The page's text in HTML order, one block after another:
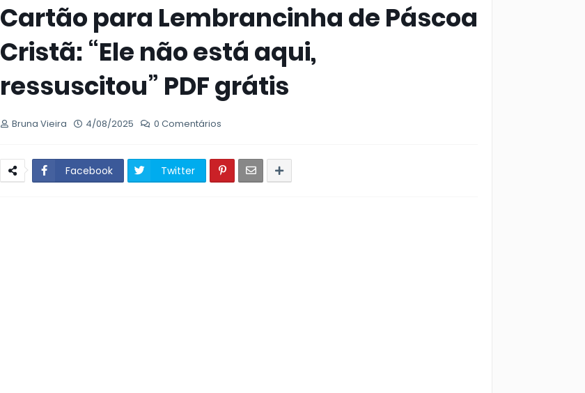
Cartão para Lembrancinha de Páscoa
Cristã: “Ele não está aqui,
ressuscitou” PDF grátis
Bruna Vieira 4/08/2025 0 Comentários
Facebook Twitter